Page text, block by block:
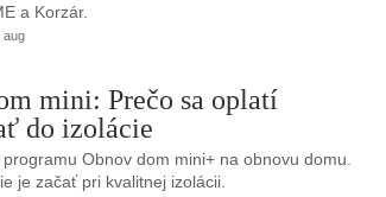
a Korzár.
aug
mini: Prečo sa oplatí
do izolácie
Obnov dom mini+ na obnovu domu.
je začať pri kvalitnej izolácii.